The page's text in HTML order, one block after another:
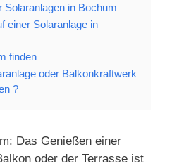
Solaranlagen in Bochum
einer Solaranlage in
finden
oder Balkonkraftwerk
?
Das Genießen einer
oder der Terrasse ist